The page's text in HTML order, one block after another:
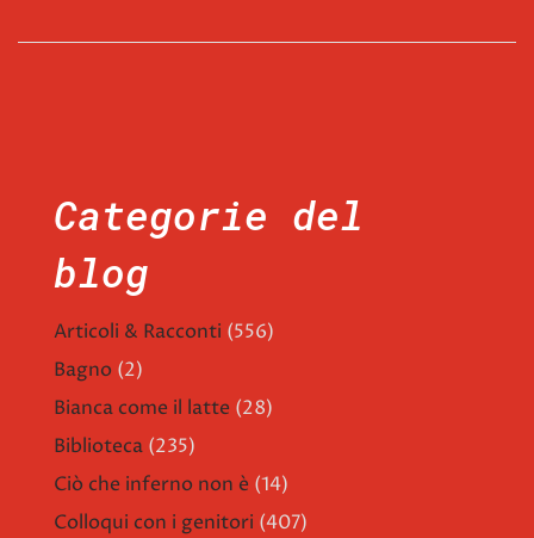
Categorie del
blog
Articoli & Racconti (556)
Bagno (2)
Bianca come il latte (28)
Biblioteca (235)
Ciò che inferno non è (14)
Colloqui con i genitori (407)